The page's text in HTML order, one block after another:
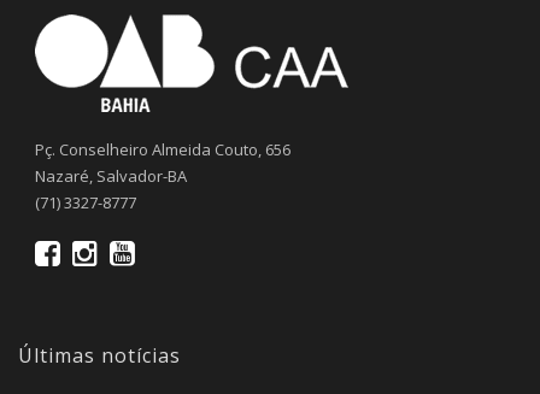
Pç. Conselheiro Almeida Couto, 656
Nazaré, Salvador-BA
(71) 3327-8777
Últimas notícias